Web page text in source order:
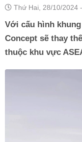
Thứ Hai, 28/10/2024
Với cấu hình
Concept sẽ thay
thuộc khu vực